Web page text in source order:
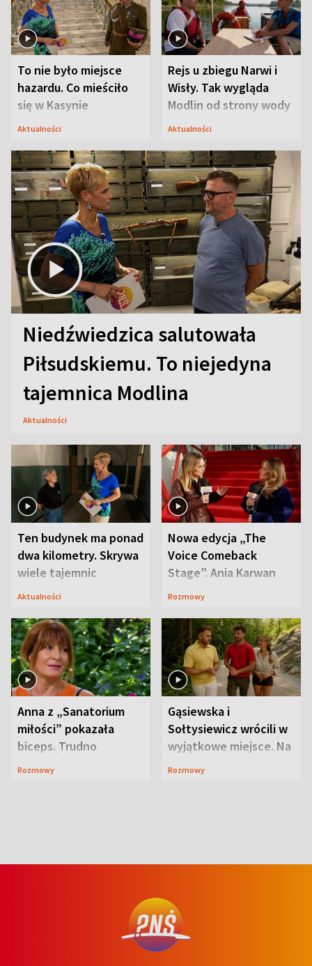
To nie było miejsce
hazardu. Co mieściło
się w Kasynie
Oficerskim?
Aktualności
Rejs u zbiegu Narwi i
Wisły. Tak wygląda
Modlin od strony wody
Aktualności
Niedźwiedzica salutowała
Piłsudskiemu. To niejedyna
tajemnica Modlina
Aktualności
Ten budynek ma ponad
dwa kilometry. Skrywa
wiele tajemnic
Aktualności
Nowa edycja „The
Voice Comeback
Stage”. Ania Karwan
zapowiada
Rozmowy
Anna z „Sanatorium
miłości” pokazała
biceps. Trudno
uwierzyć, co przeszła
Rozmowy
Gąsiewska i
Sołtysiewicz wrócili w
wyjątkowe miejsce. Na
szlaku czekał
Rozmowy